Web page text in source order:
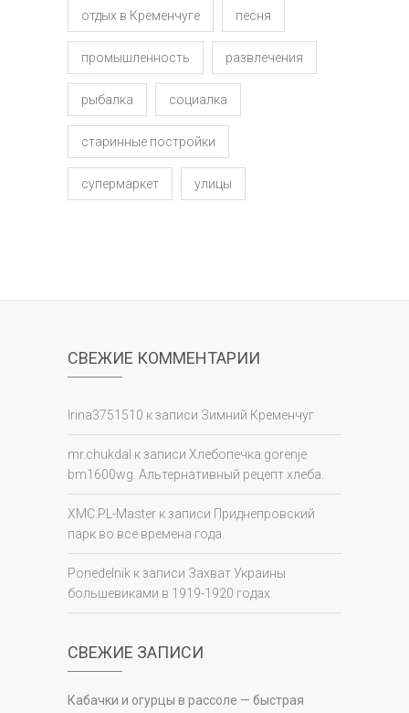
отдых в Кременчуге песня
промышленность развлечения
рыбалка социалка
старинные постройки
супермаркет улицы
СВЕЖИЕ КОММЕНТАРИИ
Irina3751510 к записи Зимний Кременчуг
mr.chukdal к записи Хлебопечка gorenje
bm1600wg. Альтернативный рецепт хлеба.
XMC.PL-Master к записи Приднепровский
парк во все времена года.
Ponedelnik к записи Захват Украины
большевиками в 1919-1920 годах
СВЕЖИЕ ЗАПИСИ
Кабачки и огурцы в рассоле — быстрая